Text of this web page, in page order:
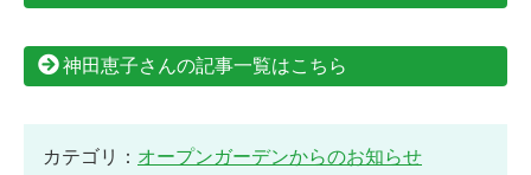
神田恵子さんの記事一覧はこちら
カテゴリ： オープンガーデンからのお知らせ